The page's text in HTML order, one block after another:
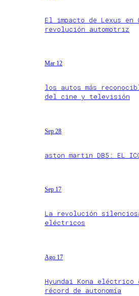
El impacto de Lexus
revolución automotriz
Mar 12
los autos más
del cine y televisión
Sep 28
aston martin DB5: EL
Sep 17
La revolución
eléctricos
Ago 17
Hyundai Kona eléctrico
récord de autonomía